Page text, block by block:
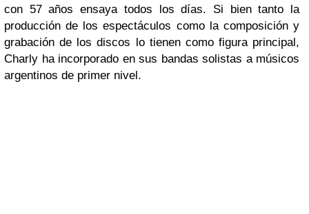
con 57 años ensaya todos los días. Si bien tanto la
producción de los espectáculos como la composición y
grabación de los discos lo tienen como figura principal,
Charly ha incorporado en sus bandas solistas a músicos
argentinos de primer nivel.